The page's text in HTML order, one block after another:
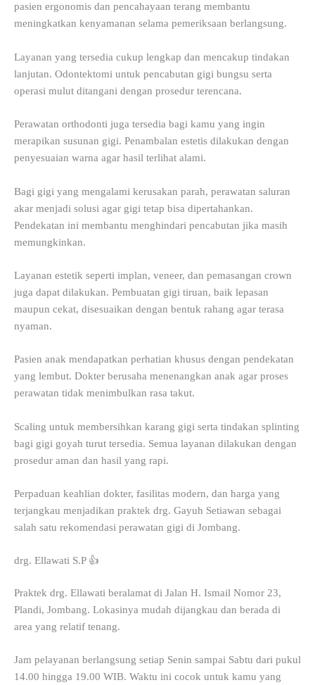
pasien ergonomis dan pencahayaan terang membantu
meningkatkan kenyamanan selama pemeriksaan berlangsung.
Layanan yang tersedia cukup lengkap dan mencakup tindakan
lanjutan. Odontektomi untuk pencabutan gigi bungsu serta
operasi mulut ditangani dengan prosedur terencana.
Perawatan orthodonti juga tersedia bagi kamu yang ingin
merapikan susunan gigi. Penambalan estetis dilakukan dengan
penyesuaian warna agar hasil terlihat alami.
Bagi gigi yang mengalami kerusakan parah, perawatan saluran
akar menjadi solusi agar gigi tetap bisa dipertahankan.
Pendekatan ini membantu menghindari pencabutan jika masih
memungkinkan.
Layanan estetik seperti implan, veneer, dan pemasangan crown
juga dapat dilakukan. Pembuatan gigi tiruan, baik lepasan
maupun cekat, disesuaikan dengan bentuk rahang agar terasa
nyaman.
Pasien anak mendapatkan perhatian khusus dengan pendekatan
yang lembut. Dokter berusaha menenangkan anak agar proses
perawatan tidak menimbulkan rasa takut.
Scaling untuk membersihkan karang gigi serta tindakan splinting
bagi gigi goyah turut tersedia. Semua layanan dilakukan dengan
prosedur aman dan hasil yang rapi.
Perpaduan keahlian dokter, fasilitas modern, dan harga yang
terjangkau menjadikan praktek drg. Gayuh Setiawan sebagai
salah satu rekomendasi perawatan gigi di Jombang.
drg. Ellawati S.P 👍
Praktek drg. Ellawati beralamat di Jalan H. Ismail Nomor 23,
Plandi, Jombang. Lokasinya mudah dijangkau dan berada di
area yang relatif tenang.
Jam pelayanan berlangsung setiap Senin sampai Sabtu dari pukul
14.00 hingga 19.00 WIB. Waktu ini cocok untuk kamu yang